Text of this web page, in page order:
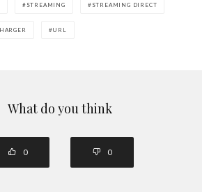
STREAMING STREAMING DIRECT
URL
What do you think
0 0